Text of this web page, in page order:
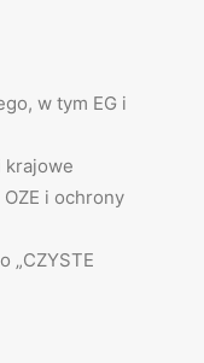
w tym EG i
krajowe
i ochrony
„CZYSTE